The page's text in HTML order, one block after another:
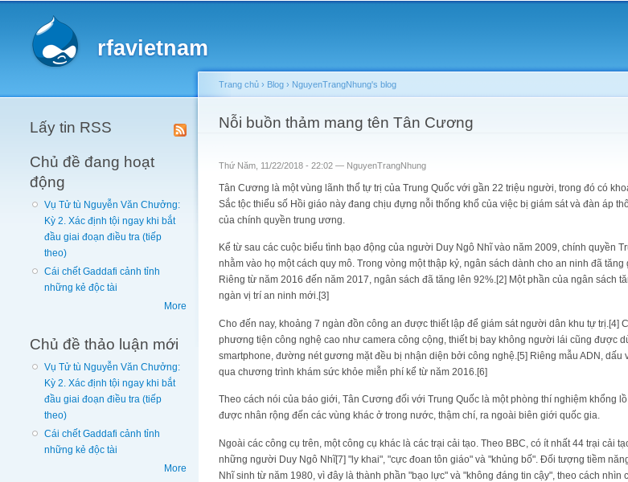
rfavietnam
Lấy tin RSS
Chủ đề đang hoạt
động
Vụ Tử tù Nguyễn Văn Chưởng:
Kỳ 2. Xác định tội ngay khi bắt
đầu giai đoạn điều tra (tiếp
theo)
Cái chết Gaddafi cảnh tỉnh
những kẻ độc tài
More
Chủ đề thảo luận mới
Vụ Tử tù Nguyễn Văn Chưởng:
Kỳ 2. Xác định tội ngay khi bắt
đầu giai đoạn điều tra (tiếp
theo)
Cái chết Gaddafi cảnh tỉnh
những kẻ độc tài
More
You are here
Trang chủ › Blog › NguyenTrangNhung's blog
Nỗi buồn thảm mang tên Tân Cương
Thứ Năm, 11/22/2018 - 22:02 — NguyenTrangNhung
Tân Cương là một vùng lãnh thổ tự trị của Trung Quốc với gần 22 triệu người, trong đó có
Sắc tộc thiểu số Hồi giáo này đang chịu đựng nỗi thống khổ của việc bị giám sát và đàn áp
của chính quyền trung ương.
Kể từ sau các cuộc biểu tình bạo động của người Duy Ngô Nhĩ vào năm 2009, chính quyền
nhằm vào họ một cách quy mô. Trong vòng một thập kỷ, ngân sách dành cho an ninh đã
Riêng từ năm 2016 đến năm 2017, ngân sách đã tăng lên 92%.[2] Một phần của ngân sách
ngàn vị trí an ninh mới.[3]
Cho đến nay, khoảng 7 ngàn đồn công an được thiết lập để giám sát người dân khu tự trị.[4]
phương tiện công nghệ cao như camera công cộng, thiết bị bay không người lái cũng được
smartphone, đường nét gương mặt đều bị nhận diện bởi công nghệ.[5] Riêng mẫu ADN, dấu
qua chương trình khám sức khỏe miễn phí kể từ năm 2016.[6]
Theo cách nói của báo giới, Tân Cương đối với Trung Quốc là một phòng thí nghiệm khổng
được nhân rộng đến các vùng khác ở trong nước, thậm chí, ra ngoài biên giới quốc gia.
Ngoài các công cụ trên, một công cụ khác là các trại cải tạo. Theo BBC, có ít nhất 44 trại
những người Duy Ngô Nhĩ[7] "ly khai", "cực đoan tôn giáo" và "khủng bố". Đối tượng tiềm
Nhĩ sinh từ năm 1980, vì đây là thành phần "bạo lực" và "không đáng tin cậy", theo cách nhìn